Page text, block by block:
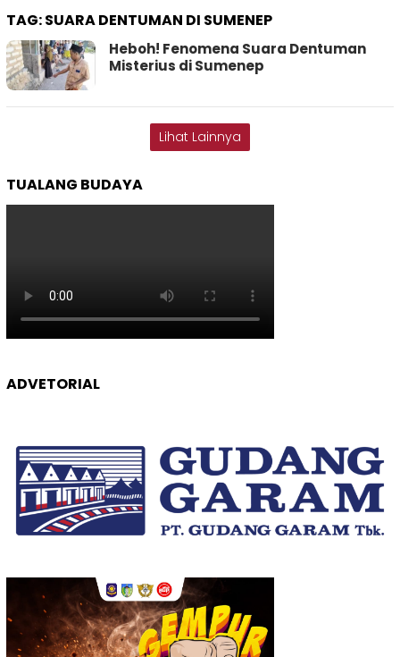
TAG:SUARA DENTUMAN DI SUMENEP
Heboh! Fenomena Suara Dentuman
Misterius di Sumenep
Lihat Lainnya
TUALANG BUDAYA
ADVETORIAL